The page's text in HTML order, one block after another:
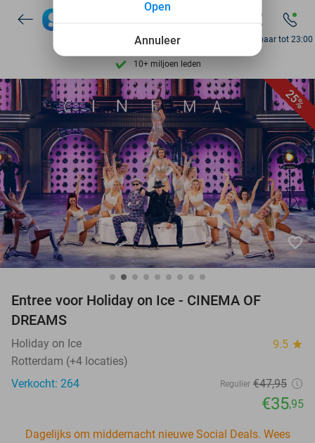
Ontdek 15.000+ deals
7 dagen per week beschikbaar
10+ miljoen leden
9,4 op basis van205.993 reviews
Ontdek 15.000+ deals
7 dagen per week beschikbaar
10+ miljoen leden
Bereikbaar tot 23:00
25%
favorite_border
Entree voor Holiday on Ice - CINEMA OF
DREAMS
Holiday on Ice 9.5 star
Rotterdam (+4 locaties)
Verkocht: 264
Regulier €47,95
€35,95
Dagelijks om middernacht nieuwe Social Deals. Wees
Annuleer
Open